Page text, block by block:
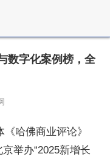
数字化案例榜，全
《哈佛商业评论》
举办“2025新增长